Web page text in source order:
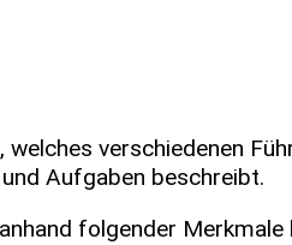
verschiedenen
Aufgaben beschreibt.
folgender Merkmale